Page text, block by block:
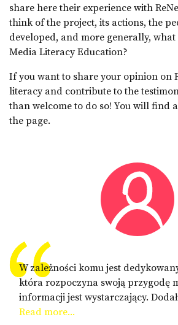
share here their experience with
think of the project, its actions, the
developed, and more generally,
Media Literacy Education?
If you want to share your opinion on
literacy and contribute to the
than welcome to do so! You will find
the page.
W zależności komu jest
która rozpoczyna swoją przygodę
informacji jest wystarczający.
Read more...